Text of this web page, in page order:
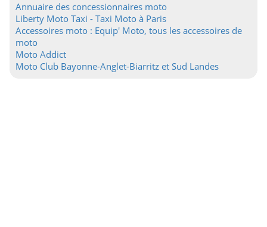
Annuaire des concessionnaires moto
Liberty Moto Taxi - Taxi Moto à Paris
Accessoires moto : Equip' Moto, tous les accessoires de
moto
Moto Addict
Moto Club Bayonne-Anglet-Biarritz et Sud Landes